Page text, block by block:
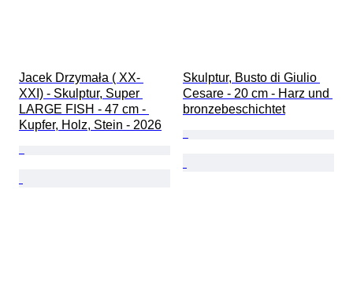
Jacek Drzymała ( XX-
XXI) - Skulptur, Super
LARGE FISH - 47 cm -
Kupfer, Holz, Stein - 2026
Skulptur, Busto di Giulio
Cesare - 20 cm - Harz und
bronzebeschichtet